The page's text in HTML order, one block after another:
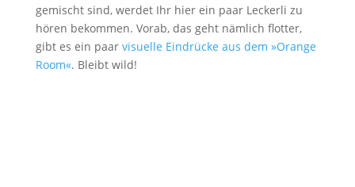
gemischt sind, werdet Ihr hier ein paar Leckerli zu
hören bekommen. Vorab, das geht nämlich flotter,
gibt es ein paar visuelle Eindrücke aus dem »Orange
Room«. Bleibt wild!